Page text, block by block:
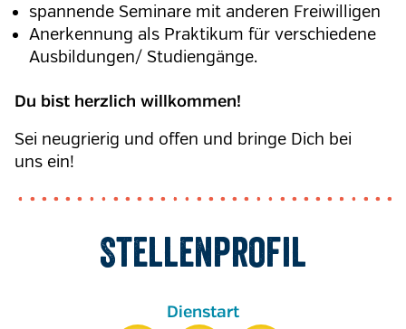
spannende Seminare mit anderen Freiwilligen
Anerkennung als Praktikum für verschiedene
Ausbildungen/ Studiengänge.
Du bist herzlich willkommen!
Sei neugrierig und offen und bringe Dich bei
uns ein!
Stellenprofil